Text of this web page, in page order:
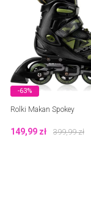
-63%
Rolki Makan Spokey
149,99 zł 399,99zł